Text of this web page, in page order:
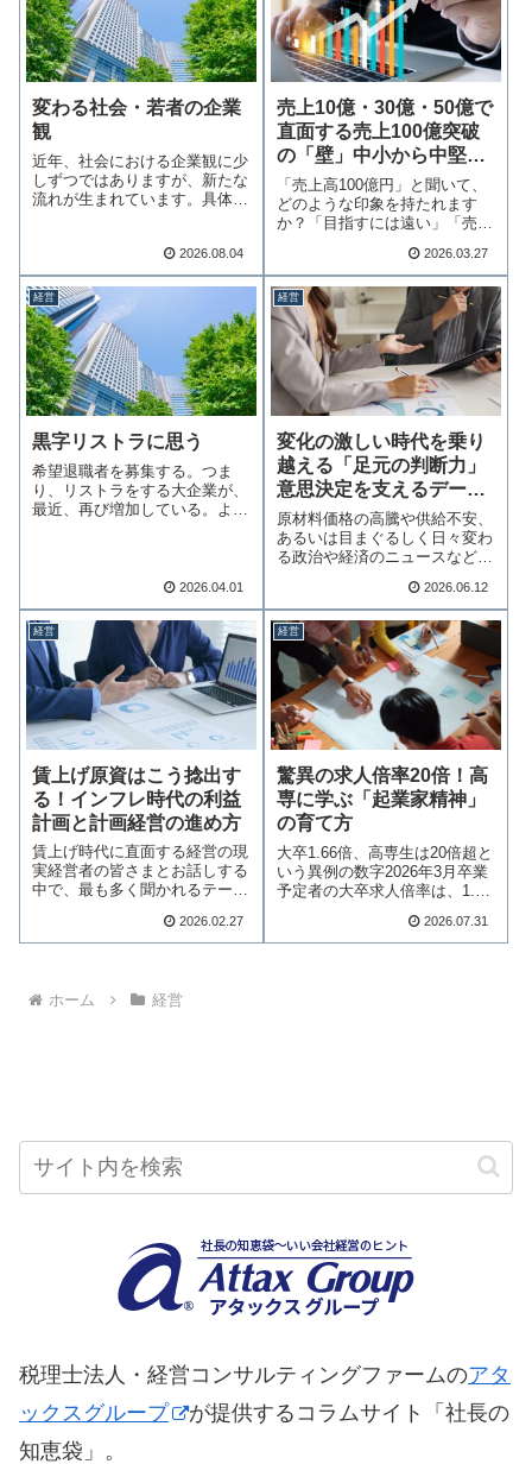
変わる社会・若者の企業
観
近年、社会における企業観に少
しずつではありますが、新たな
流れが生まれています。具体的
2026.08.04
売上10億・30億・50億で
直面する売上100億突破
の「壁」中小から中堅へ
の成長が日本を変える
「売上高100億円」と聞いて、
どのような印象を持たれます
か？「目指すには遠い」「売上
2026.03.27
経営
黒字リストラに思う
希望退職者を募集する。つま
り、リストラをする大企業が、
最近、再び増加している。より
2026.04.01
経営
変化の激しい時代を乗り
越える「足元の判断力」
意思決定を支えるデータ
の解像度を上げる！
原材料価格の高騰や供給不安、
あるいは目まぐるしく日々変わ
る政治や経済のニュースなど、
2026.06.12
経営
賃上げ原資はこう捻出す
る！インフレ時代の利益
計画と計画経営の進め方
賃上げ時代に直面する経営の現
実経営者の皆さまとお話しする
中で、最も多く聞かれるテーマ
2026.02.27
経営
驚異の求人倍率20倍！高
専に学ぶ「起業家精神」
の育て方
大卒1.66倍、高専生は20倍超と
いう異例の数字2026年3月卒業
予定者の大卒求人倍率は、1.66
2026.07.31
ホーム 経営
税理士法人・経営コンサルティングファームのアタ
ックスグループ
が提供するコラムサイト「社長の
知恵袋」。